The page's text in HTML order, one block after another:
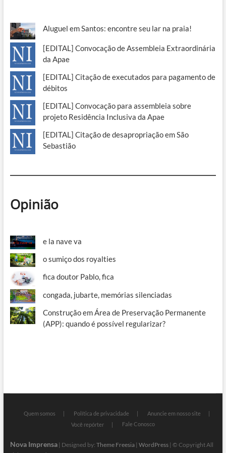
Aluguel em Santos: encontre seu lar na praia!
[EDITAL] Convocação de Assembleia Extraordinária
da Apae
[EDITAL] Citação de executados para pagamento de
débitos
[EDITAL] Convocação para assembleia sobre
projeto Residência Inclusiva da Apae
[EDITAL] Citação de desapropriação em São
Sebastião
Opinião
e la nave va
o sumiço dos royalties
fica doutor Pablo, fica
congada, jubarte, memórias silenciadas
Construção em Área de Preservação Permanente
(APP): quando é possível regularizar?
Quem somos Política de privacidade
Anuncie em nosso site
Você repórter
Fale Conosco
Nova Imprensa| Designed by: Theme Freesia| WordPress| © Copyright All